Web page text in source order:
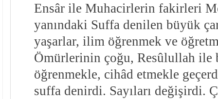
Ensâr ile Muhacirlerin fakirleri
yanındaki Suffa denilen büyük
yaşarlar, ilim öğrenmek ve
Ömürlerinin çoğu, Resûlullah
öğrenmekle, cihâd etmekle
suffa denirdi. Sayıları değişirdi.